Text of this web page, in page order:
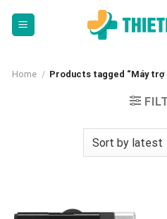
Home / Products tagged “Máy trợ